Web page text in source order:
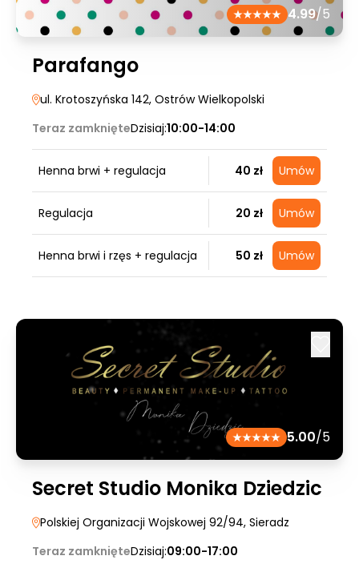
4.99/5
Parafango
ul. Krotoszyńska 142, Ostrów Wielkopolski
Teraz zamknięteDzisiaj:10:00-14:00
Henna brwi + regulacja 40 zł Umów
Regulacja 20 zł Umów
Henna brwi i rzęs + regulacja 50 zł Umów
5.00/5
Secret Studio Monika Dziedzic
Polskiej Organizacji Wojskowej 92/94, Sieradz
Teraz zamknięteDzisiaj:09:00-17:00